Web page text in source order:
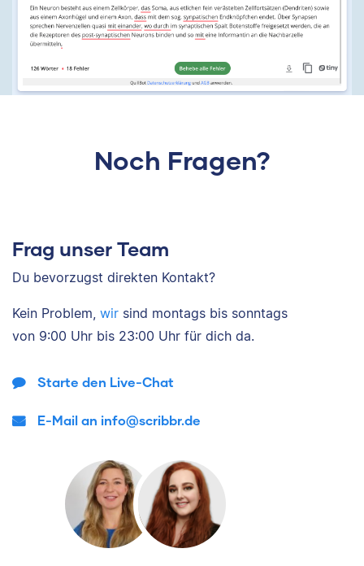
Noch Fragen?
Frag unser Team
Du bevorzugst direkten Kontakt?
Kein Problem, wir sind montags bis sonntags
von 9:00 Uhr bis 23:00 Uhr für dich da.
Starte den Live-Chat
E-Mail an info@scribbr.de